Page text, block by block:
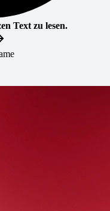
Text zu lesen.